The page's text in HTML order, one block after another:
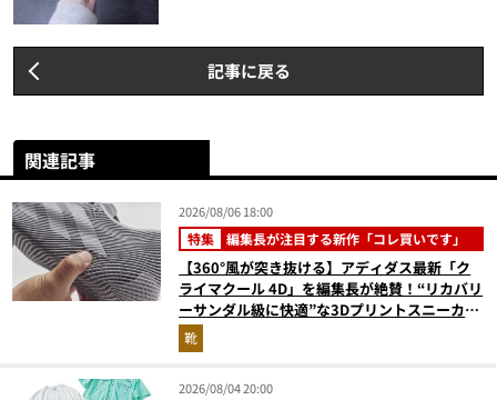
記事に戻る
関連記事
2026/08/06 18:00
特集 編集長が注目する新作「コレ買いです」
【360°風が突き抜ける】アディダス最新「ク
ライマクール 4D」を編集長が絶賛！“リカバリ
ーサンダル級に快適”な3Dプリントスニーカー
『コレ買いです』Vol.173
靴
2026/08/04 20:00